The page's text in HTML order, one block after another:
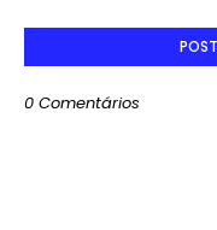
0 Comentários